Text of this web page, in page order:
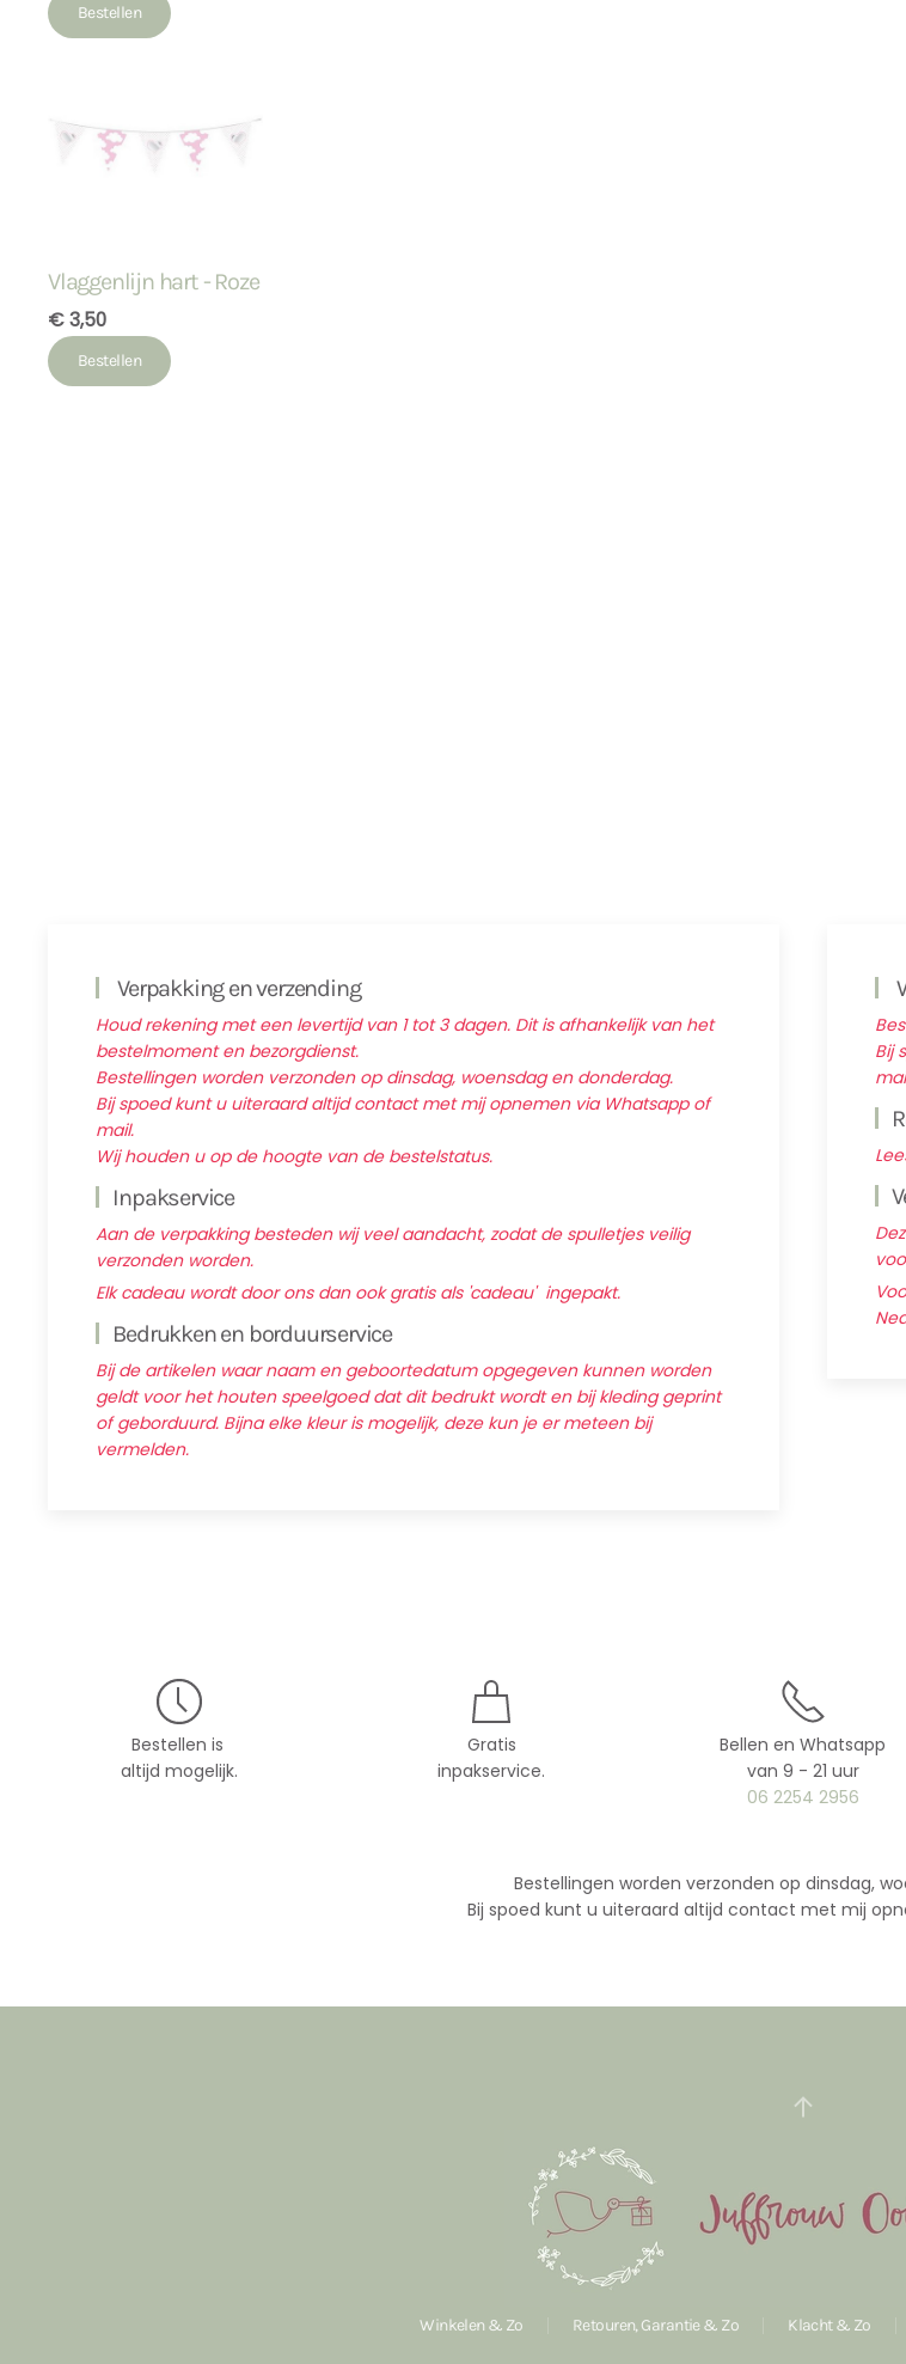
Bestellen
Vlaggenlijn hart - Roze
€ 3,50
Bestellen
Verpakking en verzending
Houd rekening met een levertijd van 1 tot 3 dagen. Dit is afhankelijk van het
bestelmoment en bezorgdienst.
Bestellingen worden verzonden op dinsdag, woensdag en donderdag.
Bij spoed kunt u uiteraard altijd contact met mij opnemen via Whatsapp of
mail.
Wij houden u op de hoogte van de bestelstatus.
Inpakservice
Aan de verpakking besteden wij veel aandacht, zodat de spulletjes veilig
verzonden worden.
Elk cadeau wordt door ons dan ook gratis als 'cadeau' ingepakt.
Bedrukken en borduurservice
Bij de artikelen waar naam en geboortedatum opgegeven kunnen worden
geldt voor het houten speelgoed dat dit bedrukt wordt en bij kleding geprint
of geborduurd. Bijna elke kleur is mogelijk, deze kun je er meteen bij
vermelden.
Bij
Bestellen is
altijd mogelijk.
Gratis
inpakservice.
Bellen en Whatsapp
van 9 - 21 uur
06 2254 2956
Bestellingen worden verzonden op dinsdag,
Bij spoed kunt u uiteraard altijd contact met mij
Winkelen & Zo Retouren, Garantie & Zo Klacht & Zo